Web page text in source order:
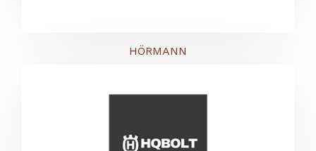
HÖRMANN